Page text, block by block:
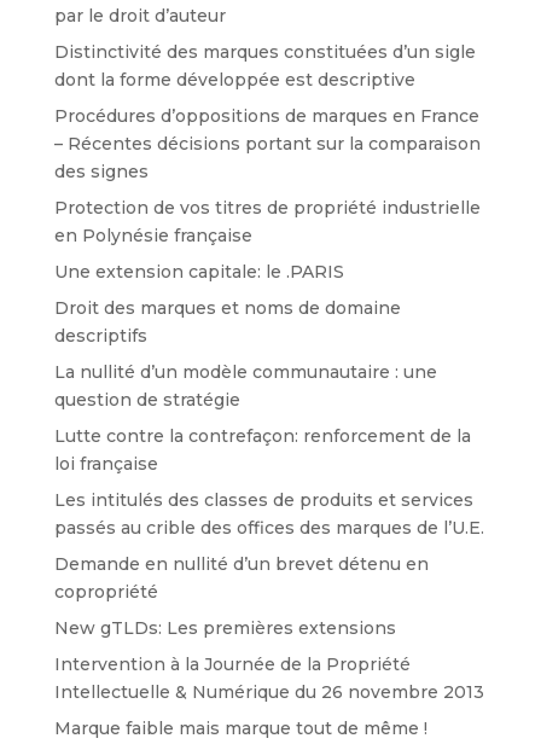
par le droit d’auteur
Distinctivité des marques constituées d’un sigle
dont la forme développée est descriptive
Procédures d’oppositions de marques en France
– Récentes décisions portant sur la comparaison
des signes
Protection de vos titres de propriété industrielle
en Polynésie française
Une extension capitale: le .PARIS
Droit des marques et noms de domaine
descriptifs
La nullité d’un modèle communautaire : une
question de stratégie
Lutte contre la contrefaçon: renforcement de la
loi française
Les intitulés des classes de produits et services
passés au crible des offices des marques de l’U.E.
Demande en nullité d’un brevet détenu en
copropriété
New gTLDs: Les premières extensions
Intervention à la Journée de la Propriété
Intellectuelle & Numérique du 26 novembre 2013
Marque faible mais marque tout de même !